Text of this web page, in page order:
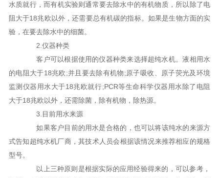
水质就行，而有机实验则通常要去除水中的有机物质，所以除了电
阻大于18兆欧以外，还需要总有机碳的指标。如果是生物方面的实
验，在要去除水中的细菌。
2.仪器种类
客户可以根据使用的仪器种类来选择超纯水机。液相用水
的电阻大于18兆欧;并且要去除有机物;原子吸收、原子荧光及环境
监测仪器用水大于18兆欧就行;PCR等生命科学仪器用水除了电阻
大于18兆欧以外，还需除菌，除有机物，除热源。
3.目前用水来源
如果客户目前的用水是合格的，也可以将该纯水的来源方
式告知超纯水机厂商，其技术人员会根据该情况来推荐相应的规格
型号。
以上三种原则是根据实际的应用经验得来的，可以参考，